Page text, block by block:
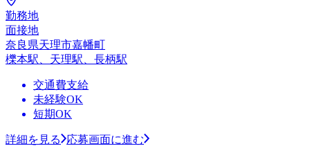
勤務地
面接地
奈良県天理市嘉幡町
櫟本駅、天理駅、長柄駅
交通費支給
未経験OK
短期OK
詳細を見る
応募画面に進む